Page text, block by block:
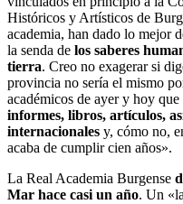
Históricos y Artísticos de
academia, han dado lo mejor
la senda de los saberes
tierra. Creo no exagerar si
provincia no sería el mismo
académicos de ayer y hoy que
informes, libros, artículos,
internacionales y, cómo no,
acaba de cumplir cien años».
La Real Academia Burgense
Mar hace casi un año. Un